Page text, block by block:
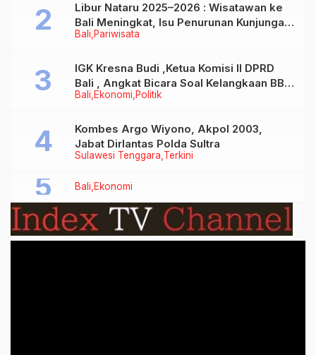
Bali Pariwisata
Libur Nataru 2025–2026 : Wisatawan ke
Bali Meningkat, Isu Penurunan Kunjungan
Tidak Benar
Bali Ekonomi Politik
IGK Kresna Budi ,Ketua Komisi II DPRD
Bali , Angkat Bicara Soal Kelangkaan BBM
Bersubsidi Jenis Solar
Sulawesi Tenggara Terkini
Kombes Argo Wiyono, Akpol 2003,
Jabat Dirlantas Polda Sultra
Bali Ekonomi